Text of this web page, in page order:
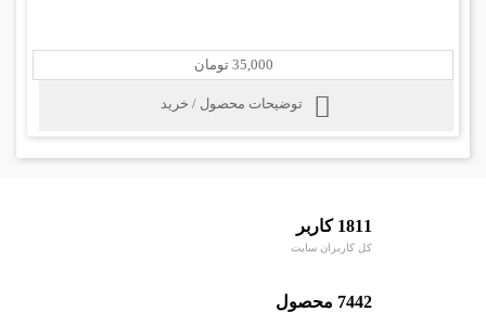
35,000 تومان
توضیحات محصول / خرید
1811 کاربر
کل کاربران سایت
7442 محصول